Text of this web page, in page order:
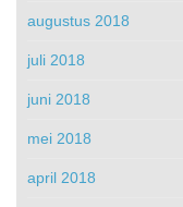
augustus 2018
juli 2018
juni 2018
mei 2018
april 2018